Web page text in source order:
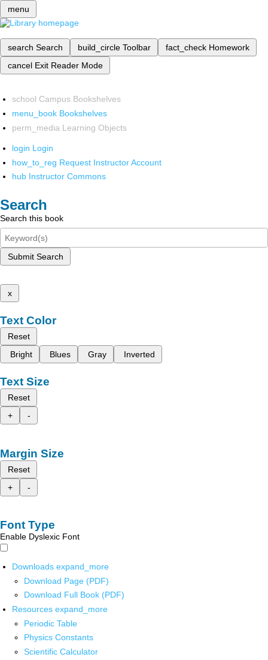
menu
search Search build_circle Toolbar fact_check Homework
cancel Exit Reader Mode
school Campus Bookshelves
menu_book Bookshelves
perm_media Learning Objects
login Login
how_to_reg Request Instructor Account
hub Instructor Commons
Search
Search this book
Submit Search
x
Text Color
Reset
Bright
Blues Gray Inverted
Text Size
Reset
+
-
Margin Size
Reset
+
-
Font Type
Enable Dyslexic Font
Downloads expand_more
Download Page (PDF)
Download Full Book (PDF)
Resources expand_more
Periodic Table
Physics Constants
Scientific Calculator